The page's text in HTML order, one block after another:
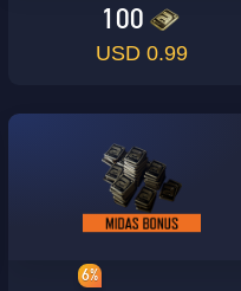
100
0.99 USD
6%